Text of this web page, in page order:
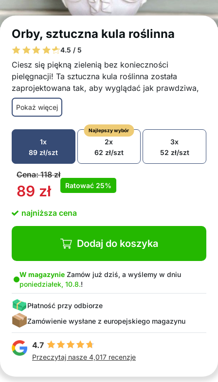
Orby, sztuczna kula roślinna
4.5 / 5
Ciesz się piękną zielenią bez konieczności
pielęgnacji! Ta sztuczna kula roślinna została
zaprojektowana tak, aby wyglądać jak prawdziwa,
ale bez potrzeby podlewania czy przycinania.
Rozjaśnij swój ogród lub dom żywymi zielonymi
kulami, które pasują do każdej przestrzeni!
Nie wymaga podlewania, przycinania ani
specjalnej opieki
Odporna na UV, zachowuje swój kolor nawet w
mocnym słońcu
Odporna na warunki atmosferyczne
Wykonana z wysokiej gęstości plastiku PE,
Wszechstronne zastosowanie
Idealna do wnętrz i na zewnątrz na tarasach,
balkonach lub w ogrodach
Łatwa instalacja
W opakowaniu: 1x sztuczna kula roślinna
Pokaż więcej
1x
89 zł/szt
Najlepszy wybór
2x
62 zł/szt
3x
52 zł/szt
Cena:118zł
89 zł Ratować 25%
najniższa cena
Dodaj do koszyka
W magazynie Zamów już dziś, a wyślemy w dniu
poniedziałek, 10.8.!
Płatność przy odbiorze
Zamówienie wysłane z europejskiego magazynu
4.7
Przeczytaj nasze 4,017 recenzje